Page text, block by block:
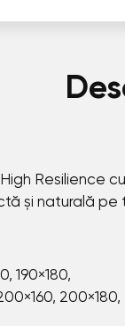
Resilience
și naturală pe
190×180,